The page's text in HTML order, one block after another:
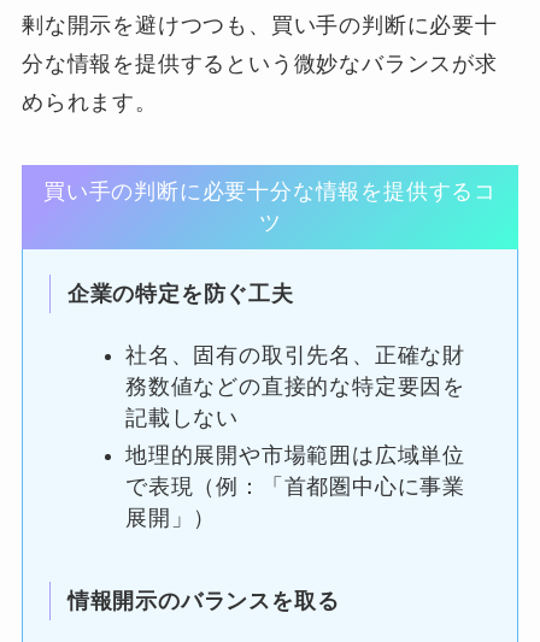
剰な開示を避けつつも、買い手の判断に必要十
分な情報を提供するという微妙なバランスが求
められます。
買い手の判断に必要十分な情報を提供するコ
ツ
企業の特定を防ぐ工夫
社名、固有の取引先名、正確な財
務数値などの直接的な特定要因を
記載しない
地理的展開や市場範囲は広域単位
で表現（例：「首都圏中心に事業
展開」）
情報開示のバランスを取る